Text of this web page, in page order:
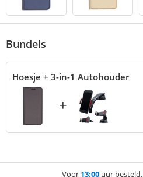
Bundels
Hoesje + 3-in-1 Autohouder
+
Voor 13:00uur besteld,